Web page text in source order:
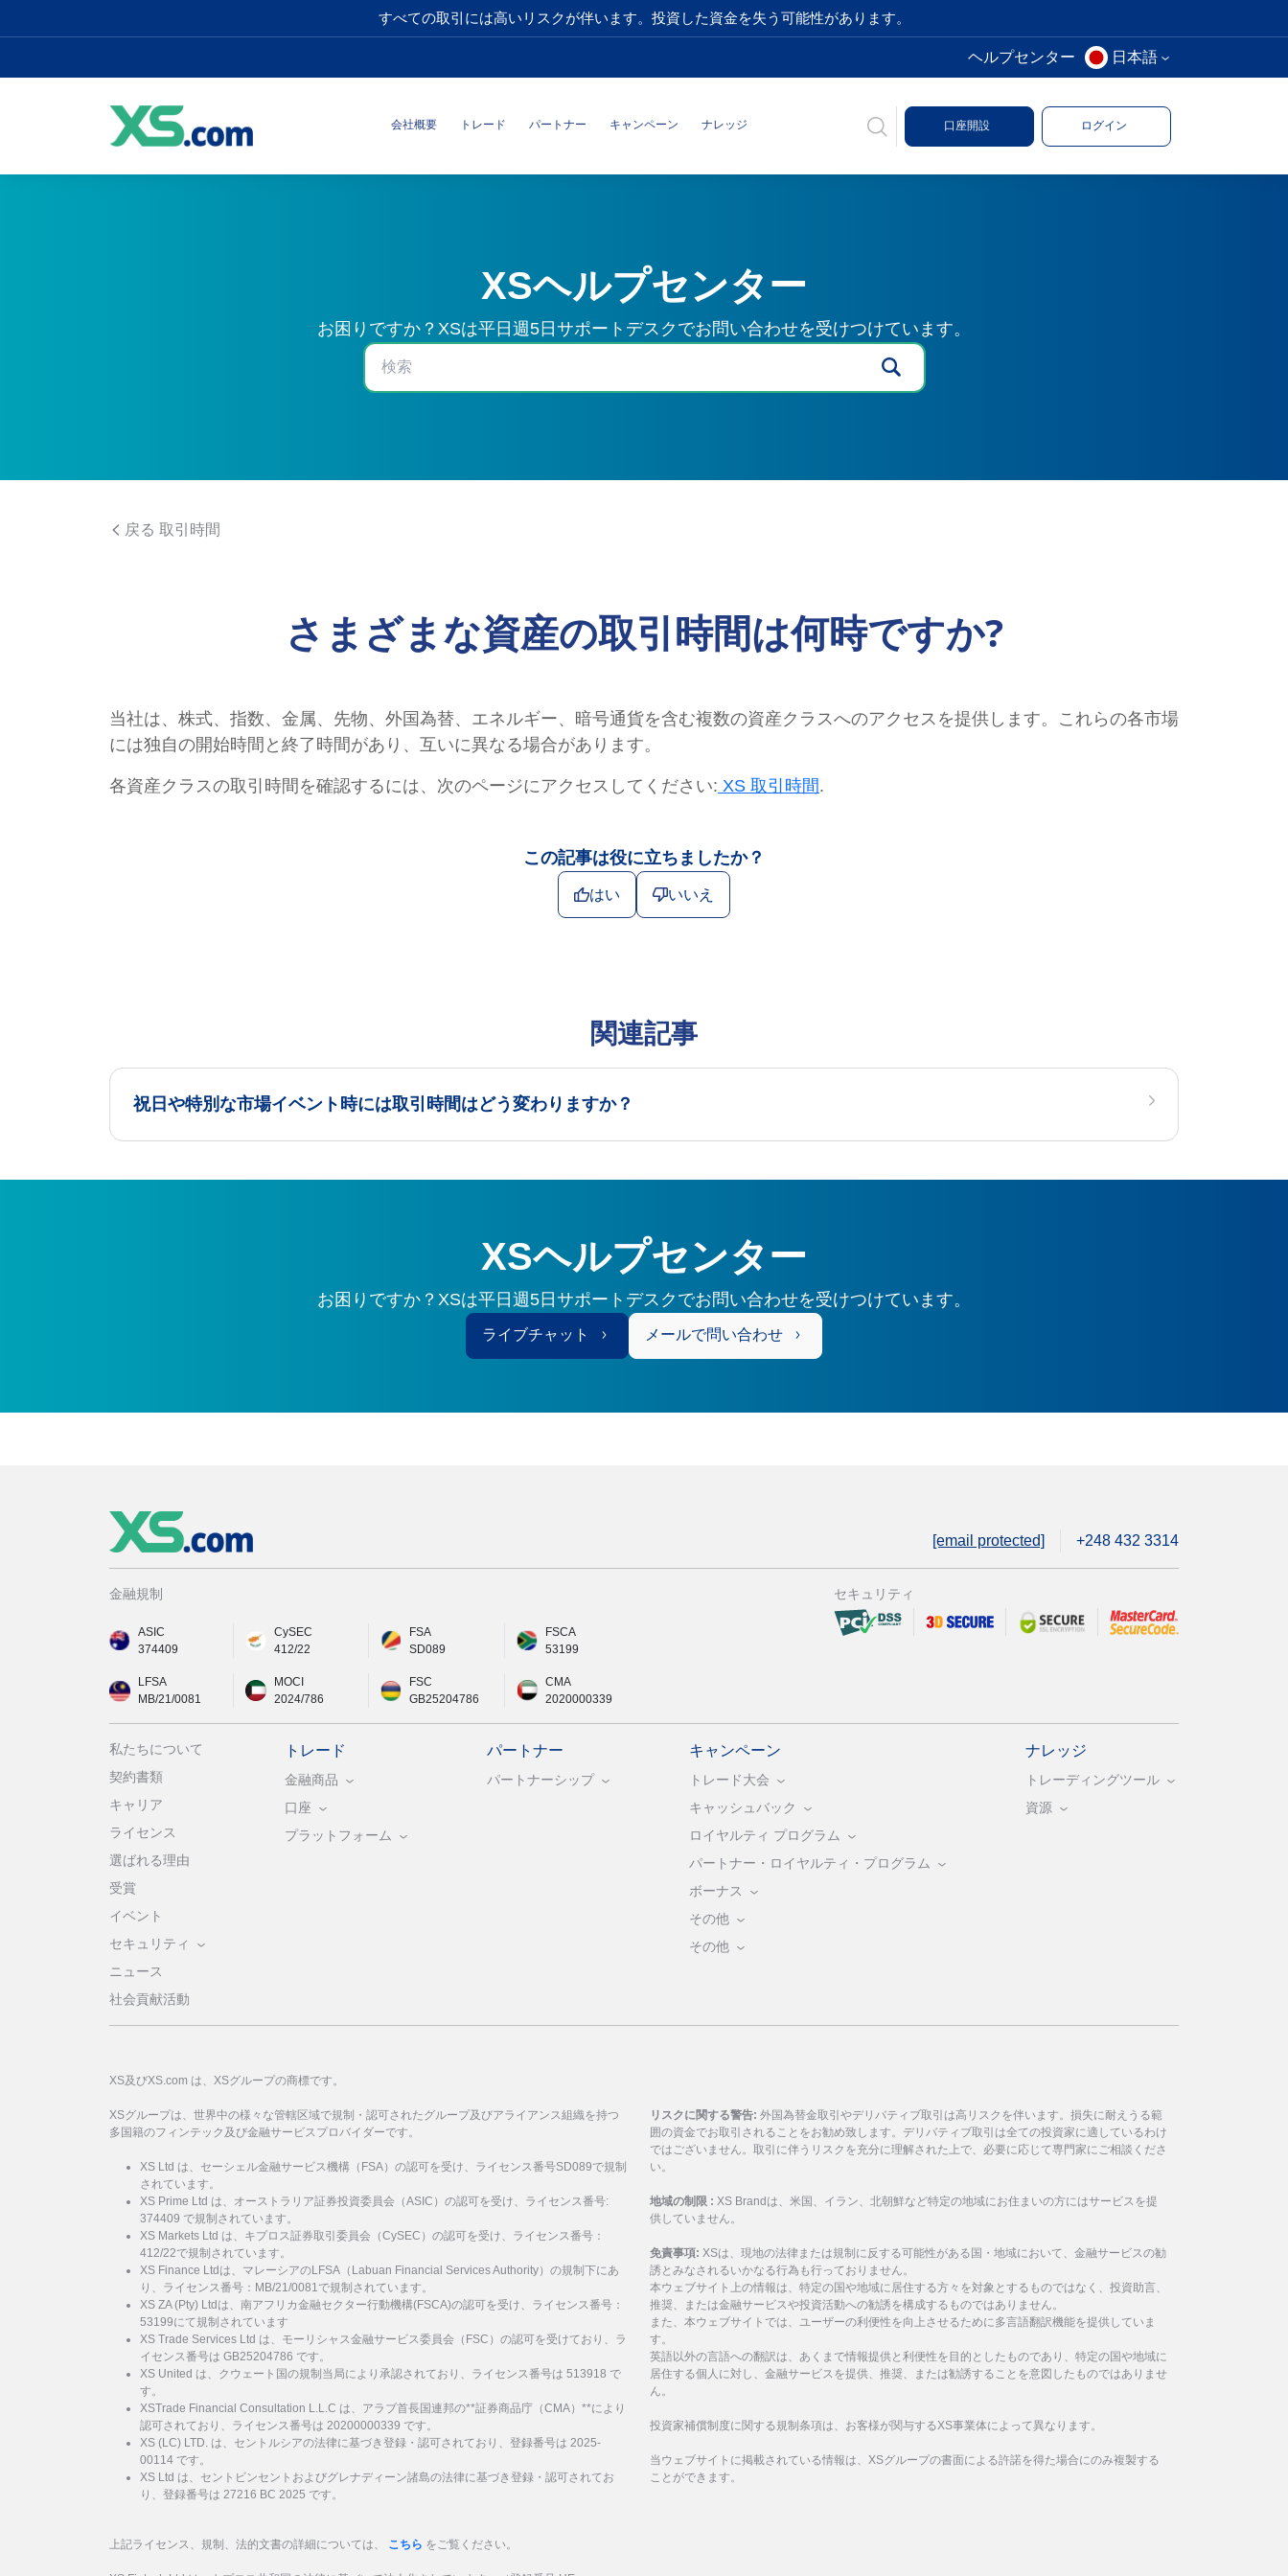
すべての取引には高いリスクが伴います。投資した資金を失う可能性があります。
ヘルプセンター 日本語
会社概要 トレード パートナー キャンペーン ナレッジ 口座開設 ログイン
XSヘルプセンター
お困りですか？XSは平日週5日サポートデスクでお問い合わせを受けつけています。
戻る 取引時間
さまざまな資産の取引時間は何時ですか?
当社は、株式、指数、金属、先物、外国為替、エネルギー、暗号通貨を含む複数の資産クラスへのアクセスを提供します。これらの各市場
には独自の開始時間と終了時間があり、互いに異なる場合があります。
各資産クラスの取引時間を確認するには、次のページにアクセスしてください: XS 取引時間.
この記事は役に立ちましたか？
はい いいえ
関連記事
祝日や特別な市場イベント時には取引時間はどう変わりますか？
XSヘルプセンター
お困りですか？XSは平日週5日サポートデスクでお問い合わせを受けつけています。
ライブチャット メールで問い合わせ
[email protected] +248 432 3314
金融規制
ASIC
374409
CySEC
412/22
FSA
SD089
FSCA
53199
LFSA
MB/21/0081
MOCI
2024/786
FSC
GB25204786
CMA
2020000339
セキュリティ
私たちについて
契約書類
キャリア
ライセンス
選ばれる理由
受賞
イベント
セキュリティ
ニュース
社会貢献活動
トレード
金融商品
口座
プラットフォーム
パートナー
パートナーシップ
キャンペーン
トレード大会
キャッシュバック
ロイヤルティ プログラム
パートナー・ロイヤルティ・プログラム
ボーナス
その他
その他
ナレッジ
トレーディングツール
資源
XS及びXS.com は、XSグループの商標です。
XSグループは、世界中の様々な管轄区域で規制・認可されたグループ及びアライアンス組織を持つ
多国籍のフィンテック及び金融サービスプロバイダーです。
XS Ltd は、セーシェル金融サービス機構（FSA）の認可を受け、ライセンス番号SD089で規制
されています。
XS Prime Ltd は、オーストラリア証券投資委員会（ASIC）の認可を受け、ライセンス番号:
374409 で規制されています。
XS Markets Ltd は、キプロス証券取引委員会（CySEC）の認可を受け、ライセンス番号：
412/22で規制されています。
XS Finance Ltdは、マレーシアのLFSA（Labuan Financial Services Authority）の規制下にあ
り、ライセンス番号：MB/21/0081で規制されています。
XS ZA (Pty) Ltdは、南アフリカ金融セクター行動機構(FSCA)の認可を受け、ライセンス番号：
53199にて規制されています
XS Trade Services Ltd は、モーリシャス金融サービス委員会（FSC）の認可を受けており、ラ
イセンス番号は GB25204786 です。
XS United は、クウェート国の規制当局により承認されており、ライセンス番号は 513918 で
す。
XSTrade Financial Consultation L.L.C は、アラブ首長国連邦の**証券商品庁（CMA）**により
認可されており、ライセンス番号は 20200000339 です。
XS (LC) LTD. は、セントルシアの法律に基づき登録・認可されており、登録番号は 2025-
00114 です。
XS Ltd は、セントビンセントおよびグレナディーン諸島の法律に基づき登録・認可されてお
り、登録番号は 27216 BC 2025 です。
上記ライセンス、規制、法的文書の詳細については、 こちら をご覧ください。
リスクに関する警告: 外国為替金取引やデリバティブ取引は高リスクを伴います。損失に耐えうる範
囲の資金でお取引されることをお勧め致します。デリバティブ取引は全ての投資家に適しているわけ
ではございません。取引に伴うリスクを充分に理解された上で、必要に応じて専門家にご相談くださ
い。
地域の制限 : XS Brandは、米国、イラン、北朝鮮など特定の地域にお住まいの方にはサービスを提
供していません。
免責事項: XSは、現地の法律または規制に反する可能性がある国・地域において、金融サービスの勧
誘とみなされるいかなる行為も行っておりません。
本ウェブサイト上の情報は、特定の国や地域に居住する方々を対象とするものではなく、投資助言、
推奨、または金融サービスや投資活動への勧誘を構成するものではありません。
また、本ウェブサイトでは、ユーザーの利便性を向上させるために多言語翻訳機能を提供していま
す。
英語以外の言語への翻訳は、あくまで情報提供と利便性を目的としたものであり、特定の国や地域に
居住する個人に対し、金融サービスを提供、推奨、または勧誘することを意図したものではありませ
ん。
投資家補償制度に関する規制条項は、お客様が関与するXS事業体によって異なります。
当ウェブサイトに掲載されている情報は、XSグループの書面による許諾を得た場合にのみ複製する
ことができます。